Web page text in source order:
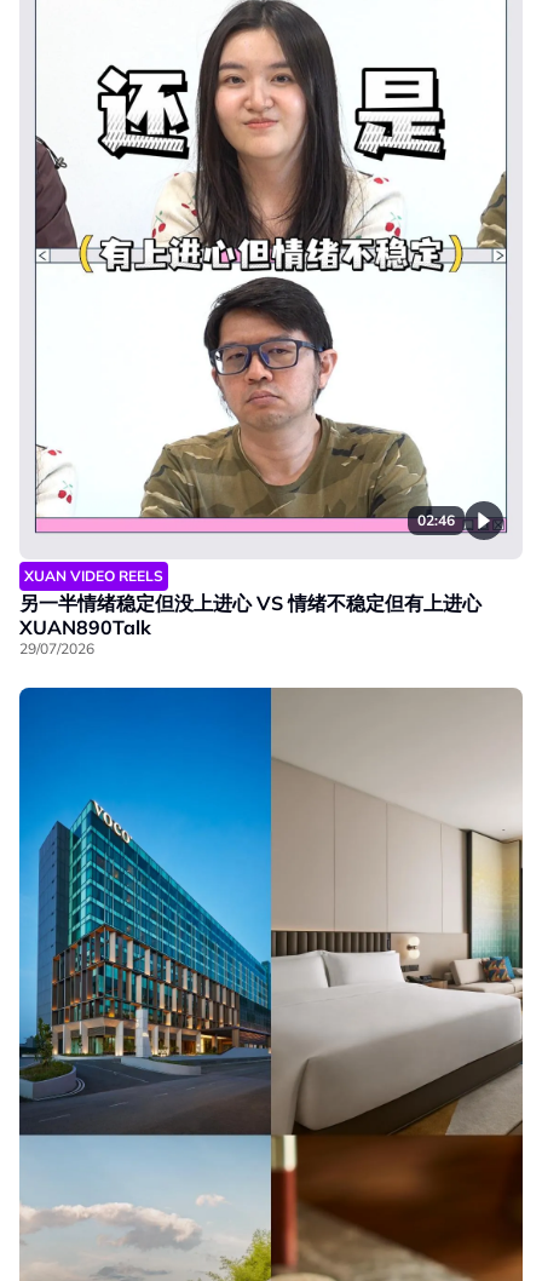
02:46
XUAN VIDEO REELS
另一半情绪稳定但没上进心 VS 情绪不稳定但有上进心
XUAN890Talk
29/07/2026